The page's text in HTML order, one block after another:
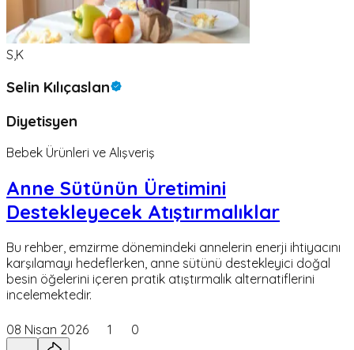
S,K
Selin Kılıçaslan
Diyetisyen
Bebek Ürünleri ve Alışveriş
Anne Sütünün Üretimini
Destekleyecek Atıştırmalıklar
Bu rehber, emzirme dönemindeki annelerin enerji ihtiyacını
karşılamayı hedeflerken, anne sütünü destekleyici doğal
besin öğelerini içeren pratik atıştırmalık alternatiflerini
incelemektedir.
08 Nisan 2026 1 0